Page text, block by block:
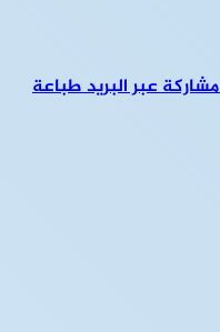
مشاركة عبر البريدطباعة